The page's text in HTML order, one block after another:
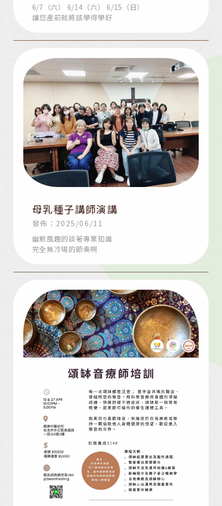
6/7（六） 6/14（六） 6/15（日）
讓您產前就將該學得學好
母乳種子講師演講
發佈：2025/06/11
幽默風趣的談著專業知識
完全無冷場的節奏啊